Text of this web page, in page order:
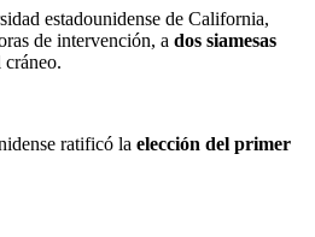
estadounidense de California,
de intervención, a dos siamesas
cráneo.
ratificó la elección del primer